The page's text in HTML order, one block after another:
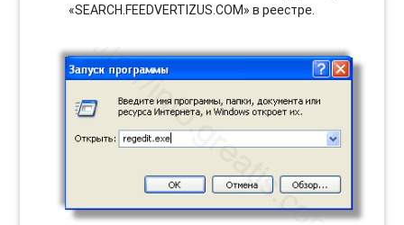
«SEARCH.FEEDVERTIZUS.COM» в реестре.